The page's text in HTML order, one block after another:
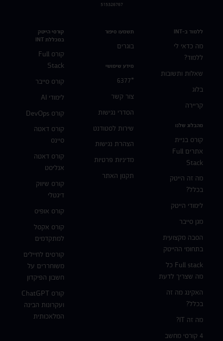
ללמוד ב-INT
מה כדאי לי
ללמוד?
שאלות ותשובות
בלוג
קריירה
מהבלוג שלנו
קורס בניית
אתרים Full
Stack
מה זה הייטק
בכלל?
לימודי הייטק
מגן סייבר
הסבה מקצועית
בתחומי ההייטק
Full stack כל
מה שצריך לדעת
האקינג מה זה
בכלל?
מה זה IT?
4 קורסי מחשב
תשמעו סיפור
בוגרים
מידע שימושי
*6377
צור קשר
הסדרי נגישות
שירות לסטודנט
הצהרת נגישות
מדיניות פרטיות
תקנון האתר
קורסי הייטק
במכללת INT
קורס Full
Stack
קורס סייבר
לימודי AI
קורס DevOps
קורס דאטה
סיינס
קורס דאטה
אנליסט
קורס שיווק
דיגטלי
קורס אופיס
קורס אקסל
למתקדמים
קורסים לחיילים
משוחררים על
חשבון הפיקדון
קורס ChatGPT
ועקרונות הבינה
המלאכותית
515326767